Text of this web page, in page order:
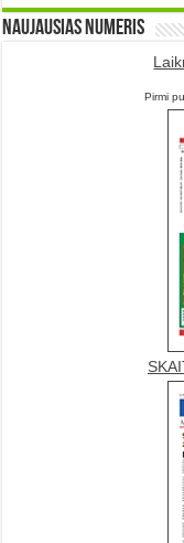
Naujausias numeris
Pirmi